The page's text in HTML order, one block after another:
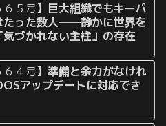
６５号】 巨大組織でもキーパ
たった数人──静かに世界を
気づかれない主柱」の存在
６４号】準備と余力がなけれ
OSアップデートに対応でき